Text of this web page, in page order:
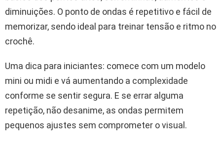
diminuições. O ponto de ondas é repetitivo e fácil de
memorizar, sendo ideal para treinar tensão e ritmo no
crochê.
Uma dica para iniciantes: comece com um modelo
mini ou midi e vá aumentando a complexidade
conforme se sentir segura. E se errar alguma
repetição, não desanime, as ondas permitem
pequenos ajustes sem comprometer o visual.